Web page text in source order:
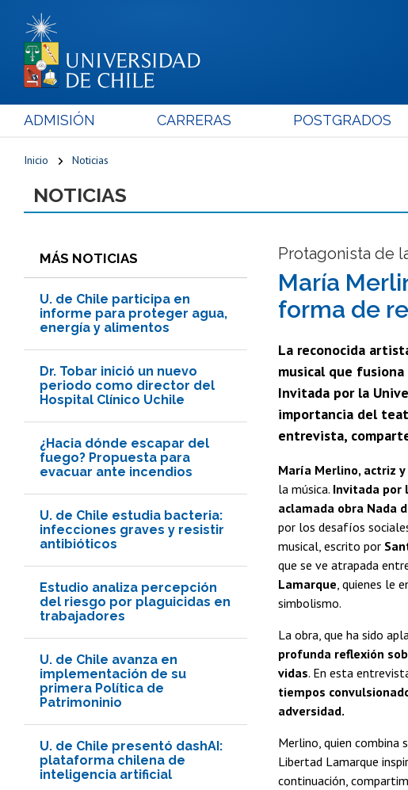
ADMISIÓN CARRERAS POSTGRADOS
Inicio Noticias
NOTICIAS
MÁS NOTICIAS
U. de Chile participa en
informe para proteger agua,
energía y alimentos
Dr. Tobar inició un nuevo
periodo como director del
Hospital Clínico Uchile
¿Hacia dónde escapar del
fuego? Propuesta para
evacuar ante incendios
U. de Chile estudia bacteria:
infecciones graves y resistir
antibióticos
Estudio analiza percepción
del riesgo por plaguicidas en
trabajadores
U. de Chile avanza en
implementación de su
primera Política de
Patrimoninio
U. de Chile presentó dashAI:
plataforma chilena de
inteligencia artificial
Protagonista de
María
forma de
La reconocida
musical que
Invitada por la
importancia del
entrevista,
María Merlino, actriz
la música. Invitada por
aclamada obra Nada
por los desafíos
musical, escrito por
que se ve atrapada
Lamarque , quienes le
simbolismo.
La obra, que ha sido
profunda reflexión
vidas. En esta
tiempos
adversidad.
Merlino, quien
Libertad Lamarque
continuación,